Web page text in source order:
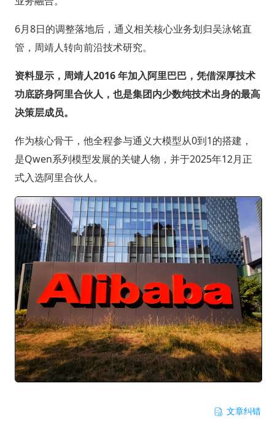
6月8日的调整落地后，通义相关核心业务划归吴泳铭直
管，周靖人转向前沿技术研究。
资料显示，周靖人2016 年加入阿里巴巴，凭借深厚技术
功底跻身阿里合伙人，也是集团内少数纯技术出身的最高
决策层成员。
作为核心骨干，他全程参与通义大模型从0到1的搭建，
是Qwen系列模型发展的关键人物，并于2025年12月正
式入选阿里合伙人。
文章纠错